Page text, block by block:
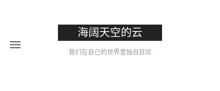
海阔天空的云
我们在自己的世界里独自狂欢